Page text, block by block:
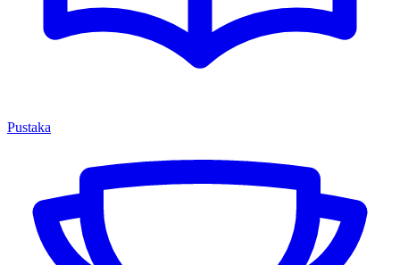
Pustaka